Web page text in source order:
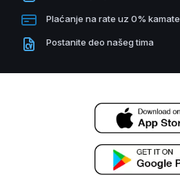
Plaćanje na rate uz 0% kamate
Postanite deo našeg tima